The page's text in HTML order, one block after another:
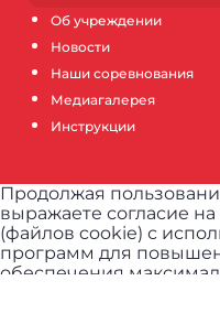
Об учреждении
Новости
Наши соревнования
Медиагалерея
Инструкции
Продолжая
выражаете согласие
(файлов cookie) с
программ для
обеспечения